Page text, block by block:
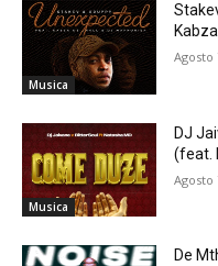
Musica
Agosto
Musica
DJ
(feat.
Agosto
De